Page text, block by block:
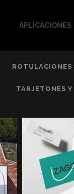
APLICACIONES
ROTULACIONES
TARJETONES